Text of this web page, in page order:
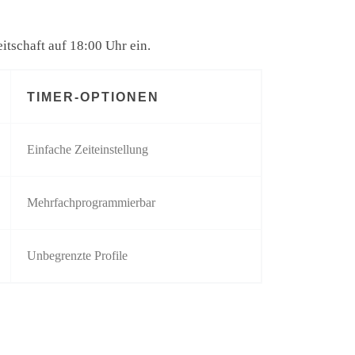
auf 18:00 Uhr ein.
TIMER-OPTIONEN
Einfache Zeiteinstellung
Mehrfachprogrammierbar
Unbegrenzte Profile